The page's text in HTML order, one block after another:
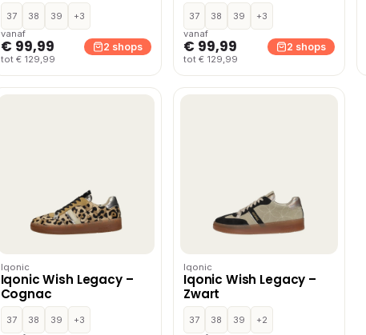
37 38 39
+3
vanaf
€ 99,99
tot € 129,99
2 shops
37 38 39
+3
vanaf
€ 99,99
tot € 129,99
2 shops
Iqonic
Iqonic Wish Legacy –
Cognac
37 38 39
+3
Iqonic
Iqonic Wish Legacy –
Zwart
37 38 39
+2